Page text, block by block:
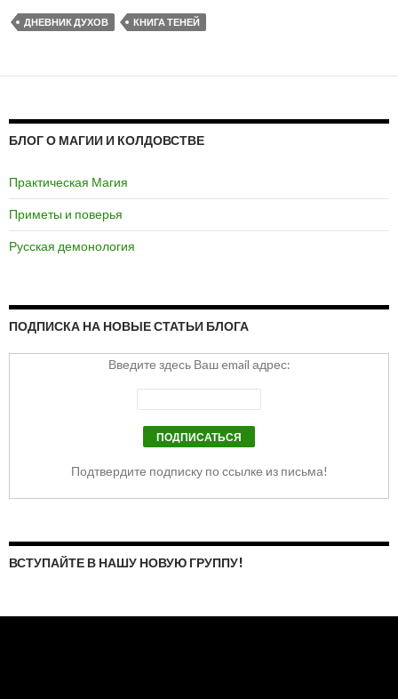
ДНЕВНИК ДУХОВ КНИГА ТЕНЕЙ
БЛОГ О МАГИИ И КОЛДОВСТВЕ
Практическая Магия
Приметы и поверья
Русская демонология
ПОДПИСКА НА НОВЫЕ СТАТЬИ БЛОГА
Введите здесь Ваш email адрес:
Подтвердите подписку по ссылке из письма!
ВСТУПАЙТЕ В НАШУ НОВУЮ ГРУППУ!